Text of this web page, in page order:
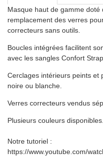
Masque haut de gamme
remplacement des verres
correcteurs sans outils.
Boucles intégrées facilitent
avec les sangles Confort
Cerclages intérieurs peints et
noire ou blanche.
Verres correcteurs vendus
Plusieurs couleurs disponibles.
Notre tutoriel :
https://www.youtube.com/